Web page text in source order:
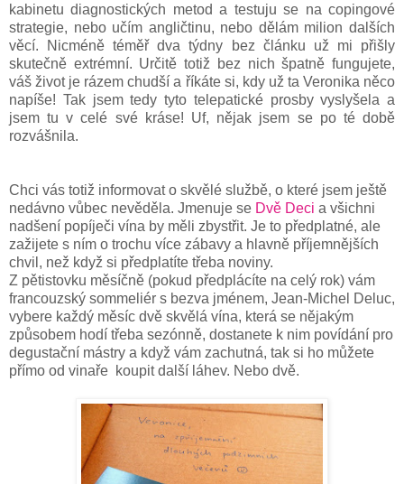
kabinetu diagnostických metod a testuju se na copingové
strategie, nebo učím angličtinu, nebo dělám milion dalších
věcí. Nicméně téměř dva týdny bez článku už mi přišly
skutečně extrémní. Určitě totiž bez nich špatně fungujete,
váš život je rázem chudší a říkáte si, kdy už ta Veronika něco
napíše! Tak jsem tedy tyto telepatické prosby vyslyšela a
jsem tu v celé své kráse! Uf, nějak jsem se po té době
rozvášnila.
Chci vás totiž informovat o skvělé službě, o které jsem ještě
nedávno vůbec nevěděla. Jmenuje se Dvě Deci a všichni
nadšení popíječi vína by měli zbystřit. Je to předplatné, ale
zažijete s ním o trochu více zábavy a hlavně příjemnějších
chvil, než když si předplatíte třeba noviny.
Z pětistovku měsíčně (pokud předplácíte na celý rok) vám
francouzský sommeliér s bezva jménem, Jean-Michel Deluc,
vybere každý měsíc dvě skvělá vína, která se nějakým
způsobem hodí třeba sezónně, dostanete k nim povídání pro
degustační mástry a když vám zachutná, tak si ho můžete
přímo od vinaře koupit další láhev. Nebo dvě.